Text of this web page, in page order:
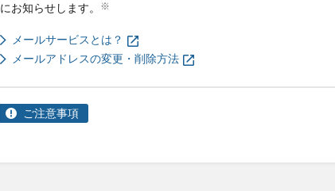
にお知らせします。
※
メールサービスとは？
メールアドレスの変更・削除方法
ご注意事項